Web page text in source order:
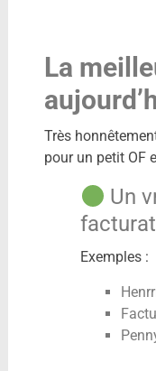
La
Très
pour un petit OF
Un
Exemples :